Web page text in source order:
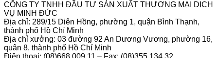
CÔNG TY TNHH ĐẦU TƯ SẢN XUẤT THƯƠNG MẠI DỊCH
VỤ MINH ĐỨC
Địa chỉ: 289/15 Diên Hồng, phường 1, quận Bình Thạnh,
thành phố Hồ Chí Minh
Địa chỉ xưởng: 03 đường 92 An Dương Vương, phường 16,
quận 8, thành phố Hồ Chí Minh